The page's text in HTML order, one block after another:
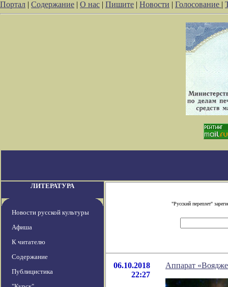
Портал | Содержание | О нас | Пишите | Новости | Голосование |
ЛИТЕРАТУРА
Новости русской культуры
Афиша
К читателю
Содержание
Публицистика
"Русский переплет"
06.10.2018
22:27
Аппарат